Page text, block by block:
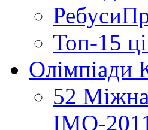
Топ-15
Олімпіади
52
ІМО-